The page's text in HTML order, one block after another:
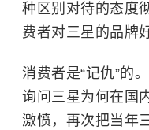
种区别对待的态度
费者对三星的品牌
消费者是“记仇”的
询问三星为何在国
激愤，再次把当年